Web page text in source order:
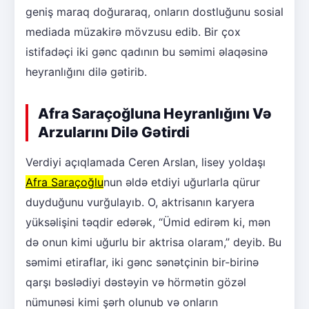
geniş maraq doğuraraq, onların dostluğunu sosial
mediada müzakirə mövzusu edib. Bir çox
istifadəçi iki gənc qadının bu səmimi əlaqəsinə
heyranlığını dilə gətirib.
Afra Saraçoğluna Heyranlığını Və
Arzularını Dilə Gətirdi
Verdiyi açıqlamada Ceren Arslan, lisey yoldaşı
Afra Saraçoğlunun əldə etdiyi uğurlarla qürur
duyduğunu vurğulayıb. O, aktrisanın karyera
yüksəlişini təqdir edərək, “Ümid edirəm ki, mən
də onun kimi uğurlu bir aktrisa olaram,” deyib. Bu
səmimi etiraflar, iki gənc sənətçinin bir-birinə
qarşı bəslədiyi dəstəyin və hörmətin gözəl
nümunəsi kimi şərh olunub və onların